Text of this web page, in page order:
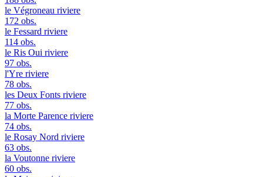
le Végroneau riviere
172 obs.
le Fessard riviere
114 obs.
le Ris Oui riviere
97 obs.
l'Yre riviere
78 obs.
les Deux Fonts riviere
77 obs.
la Morte Parence riviere
74 obs.
le Rosay Nord riviere
63 obs.
la Voutonne riviere
60 obs.